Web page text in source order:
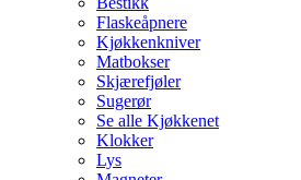
Flaskeåpnere
Kjøkkenkniver
Matbokser
Skjærefjøler
Sugerør
Se alle Kjøkkenet
Klokker
Lys